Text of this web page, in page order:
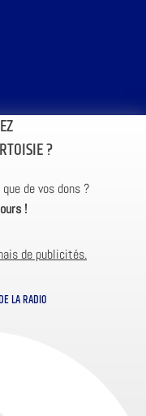
?
de vos dons ?
!
de publicités.
LA RADIO